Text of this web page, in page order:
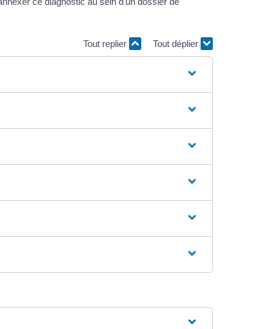
Tout replier Tout déplier